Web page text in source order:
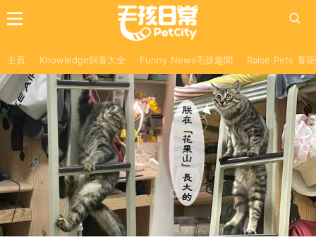
主頁 Knowledge飼養大全 Funny News毛孩趣聞 Raise Pets 養